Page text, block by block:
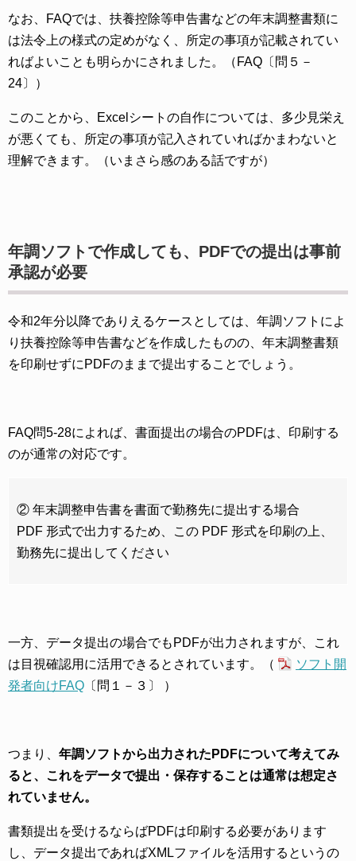
なお、FAQでは、扶養控除等申告書などの年末調整書類に
は法令上の様式の定めがなく、所定の事項が記載されてい
ればよいことも明らかにされました。（FAQ〔問５－
24〕）
このことから、Excelシートの自作については、多少見栄え
が悪くても、所定の事項が記入されていればかまわないと
理解できます。（いまさら感のある話ですが）
年調ソフトで作成しても、PDFでの提出は事前
承認が必要
令和2年分以降でありえるケースとしては、年調ソフトによ
り扶養控除等申告書などを作成したものの、年末調整書類
を印刷せずにPDFのままで提出することでしょう。
FAQ問5-28によれば、書面提出の場合のPDFは、印刷する
のが通常の対応です。
② 年末調整申告書を書面で勤務先に提出する場合
PDF 形式で出力するため、この PDF 形式を印刷の上、
勤務先に提出してください
一方、データ提出の場合でもPDFが出力されますが、これ
は目視確認用に活用できるとされています。（
ソフト開
発者向けFAQ 〔問１－３〕 ）
つまり、 年調ソフトから出力されたPDFについて考えてみ
ると、これをデータで提出・保存することは通常は想定さ
れていません。
書類提出を受けるならばPDFは印刷する必要があります
し、データ提出であればXMLファイルを活用するというの